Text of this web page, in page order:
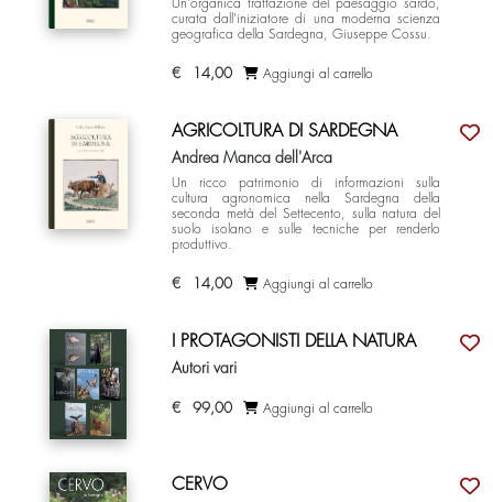
Un'organica trattazione del paesaggio sardo,
curata dall'iniziatore di una moderna scienza
geografica della Sardegna, Giuseppe Cossu.
€ 14,00 Aggiungi al carrello
AGRICOLTURA DI SARDEGNA
Andrea Manca dell'Arca
Un ricco patrimonio di informazioni sulla
cultura agronomica nella Sardegna della
seconda metà del Settecento, sulla natura del
suolo isolano e sulle tecniche per renderlo
produttivo.
€ 14,00 Aggiungi al carrello
I PROTAGONISTI DELLA NATURA
Autori vari
€ 99,00 Aggiungi al carrello
CERVO